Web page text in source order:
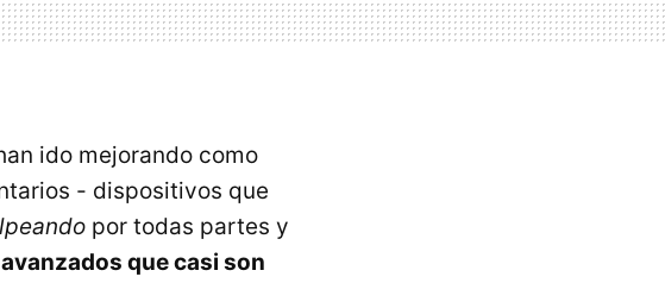
ido mejorando como
- dispositivos que
por todas partes y
que casi son